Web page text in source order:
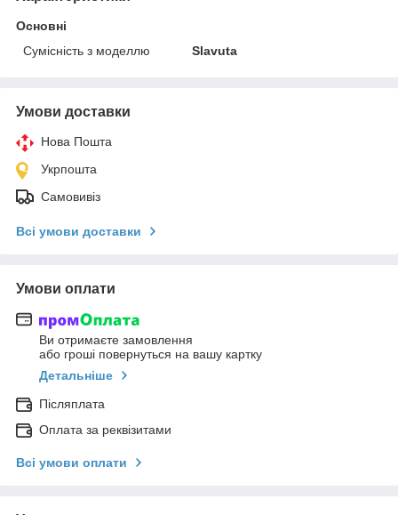
Основні
Сумісність з моделлю
Slavuta
Умови доставки
Нова Пошта
Укрпошта
Самовивіз
Всі умови доставки
Умови оплати
Ви отримаєте замовлення
або гроші повернуться на вашу картку
Детальніше
Післяплата
Оплата за реквізитами
Всі умови оплати